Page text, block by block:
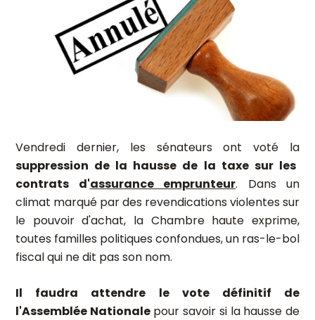
Vendredi dernier, les sénateurs ont voté la
suppression de la hausse de la taxe sur les
contrats d'assurance emprunteur. Dans un
climat marqué par des revendications violentes sur
le pouvoir d'achat, la Chambre haute exprime,
toutes familles politiques confondues, un ras-le-bol
fiscal qui ne dit pas son nom.
Il faudra attendre le vote définitif de
l'Assemblée Nationalepour savoir si la hausse de